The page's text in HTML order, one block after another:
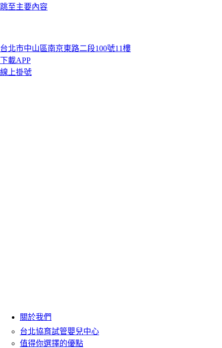
跳至主要內容
台北市中山區南京東路二段100號11樓
下載APP
線上掛號
關於我們
台北協育試管嬰兒中心
值得你選擇的優點